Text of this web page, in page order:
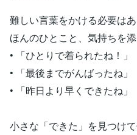
難しい言葉をかける必要はあ
ほんのひとこと、気持ちを
• 「ひとりで着られたね！」
• 「最後までがんばったね」
• 「昨日より早くできたね」
小さな「できた」を見つけて